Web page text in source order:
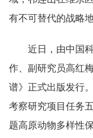
有不可替代的战略地
近日，由中国
作、副研究员高红
谱》正式出版发行
考察研究项目任务
题高原动物多样性